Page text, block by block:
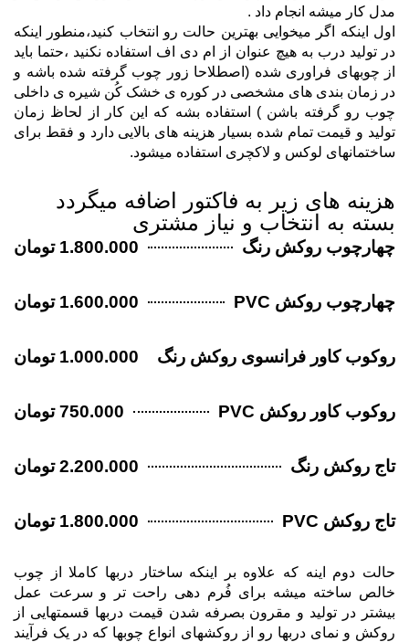
مدل کار میشه انجام داد .
اول اینکه اگر میخوایی بهترین حالت رو انتخاب کنید،منطور اینکه
در تولید درب به هیچ عنوان از ام دی اف استفاده نکنید ،حتما باید
از چوبهای فراوری شده (اصطلاحا زور چوب گرفته شده باشه و
در زمان بندی های مشخصی در کوره ی خشک کُن شیره ی داخلی
چوب رو گرفته باشن ) استفاده بشه که این کار از لحاظ زمان
تولید و قیمت تمام شده بسیار هزینه های بالایی دارد و فقط برای
ساختمانهای لوکس و لاکچری استفاده میشود.
هزینه های زیر به فاکتور اضافه میگردد
بسته به انتخاب و نیاز مشتری
چهارچوب روکش رنگ 1.800.000 تومان
چهارچوب روکش PVC 1.600.000 تومان
روکوب کاور فرانسوی روکش رنگ 1.000.000 تومان
روکوب کاور روکش PVC 750.000 تومان
تاج روکش رنگ 2.200.000 تومان
تاج روکش PVC 1.800.000 تومان
حالت دوم اینه که علاوه بر اینکه ساختار دربها کاملا از چوب
خالص ساخته میشه برای فُرم دهی راحت تر و سرعت عمل
بیشتر در تولید و مقرون بصرفه شدن قیمت دربها قسمتهایی از
روکش و نمای دربها رو از روکشهای انواع چوبها که در یک فرآیند